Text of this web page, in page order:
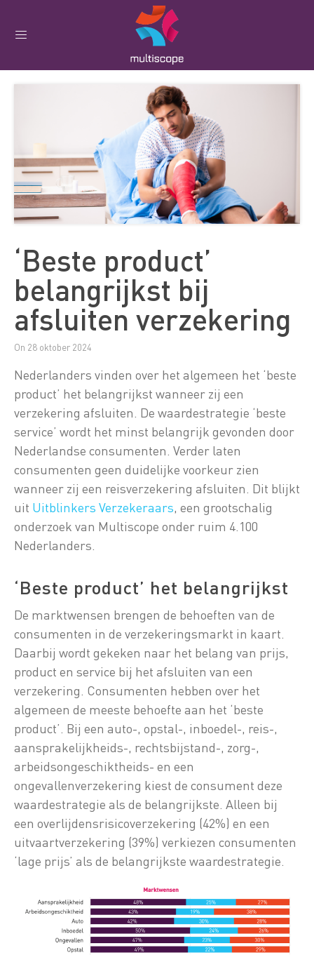
‘Beste product’
belangrijkst bij
afsluiten verzekering
On 28 oktober 2024
Nederlanders vinden over het algemeen het ‘beste
product’ het belangrijkst wanneer zij een
verzekering afsluiten. De waardestrategie ‘beste
service’ wordt het minst belangrijk gevonden door
Nederlandse consumenten. Verder laten
consumenten geen duidelijke voorkeur zien
wanneer zij een reisverzekering afsluiten. Dit blijkt
uit Uitblinkers Verzekeraars , een grootschalig
onderzoek van Multiscope onder ruim 4.100
Nederlanders.
‘Beste product’ het belangrijkst
De marktwensen brengen de behoeften van de
consumenten in de verzekeringsmarkt in kaart.
Daarbij wordt gekeken naar het belang van prijs,
product en service bij het afsluiten van een
verzekering. Consumenten hebben over het
algemeen de meeste behoefte aan het ‘beste
product’. Bij een auto-, opstal-, inboedel-, reis-,
aansprakelijkheids-, rechtsbijstand-, zorg-,
arbeidsongeschiktheids- en een
ongevallenverzekering kiest de consument deze
waardestrategie als de belangrijkste. Alleen bij
een overlijdensrisicoverzekering (42%) en een
uitvaartverzekering (39%) verkiezen consumenten
‘lage prijs’ als de belangrijkste waardestrategie.